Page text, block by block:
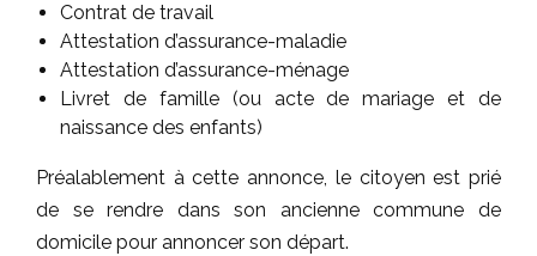
Contrat de travail
Attestation d’assurance-maladie
Attestation d’assurance-ménage
Livret de famille (ou acte de mariage et de
naissance des enfants)
Préalablement à cette annonce, le citoyen est prié
de se rendre dans son ancienne commune de
domicile pour annoncer son départ.